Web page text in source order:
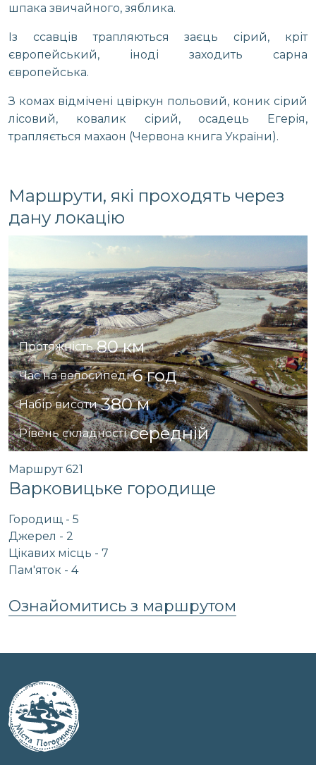
шпака звичайного, зяблика.
Із ссавців трапляються заєць сірий, кріт
європейський, іноді заходить сарна
європейська.
З комах відмічені цвіркун польовий, коник сірий
лісовий, ковалик сірий, осадець Егерія,
трапляється махаон (Червона книга України).
Маршрути, які проходять через
дану локацію
Протяжність 80 км
Час на велосипеді 6 год
Набір висоти 380 м
Рівень складності середній
Маршрут 621
Варковицьке городище
Городищ - 5
Джерел - 2
Цікавих місць - 7
Пам'яток - 4
Ознайомитись з маршрутом